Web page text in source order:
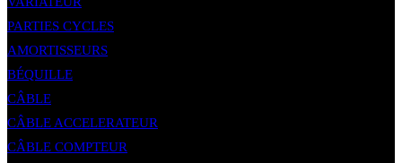
PARTIES CYCLES
AMORTISSEURS
BÉQUILLE
CÂBLE
CÂBLE ACCELERATEUR
CÂBLE COMPTEUR